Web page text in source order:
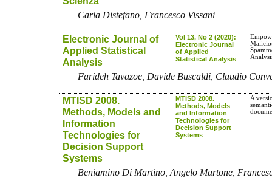
Carla Distefano, Francesco Vissani
Electronic Journal of
Applied Statistical
Analysis
Vol 13, No 2 (2020):
Electronic Journal
of Applied
Statistical Analysis
Farideh Tavazoe, Davide Buscaldi, Claudio
MTISD 2008.
Methods, Models and
Information
Technologies for
Decision Support
Systems
MTISD 2008.
Methods, Models
and Information
Technologies for
Decision Support
Systems
A
Beniamino Di Martino, Angelo Martone,